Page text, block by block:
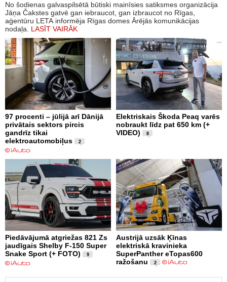
No šodienas galvaspilsētā būtiski mainīsies satiksmes organizācija
Jāņa Čakstes gatvē gan iebraucot, gan izbraucot no Rīgas,
aģentūru LETA informēja Rīgas domes Ārējās komunikācijas
nodaļa. LASĪT VAIRĀK
97 procenti – jūlijā arī Dānijā
privātais sektors pircis
gandrīz tikai
elektroautomobiļus
2
Elektriskais Škoda Peaq varēs
nobraukt līdz pat 650 km (+
VIDEO)
8
Piedāvājumā atgriežas 821 Zs
jaudīgais Shelby F-150 Super
Snake Sport (+ FOTO)
9
Austrijā uzsāk Ķīnas
elektriskā kravinieka
SuperPanther eTopas600
ražošanu
2